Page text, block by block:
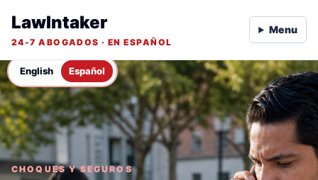
English Español
LawIntaker
24-7 ABOGADOS · EN ESPAÑOL
Menu
CHOQUES Y SEGUROS